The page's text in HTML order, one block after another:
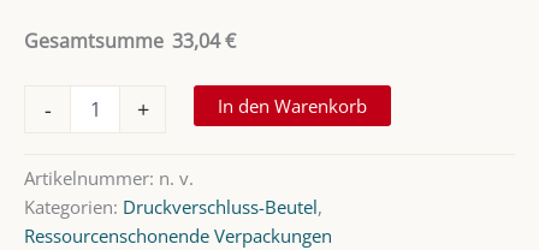
Gesamtsumme 33,04€
-
biobasiert
50µ
Menge
+ In den Warenkorb
Artikelnummer: n. v.
Kategorien: Druckverschluss-Beutel,
Ressourcenschonende Verpackungen